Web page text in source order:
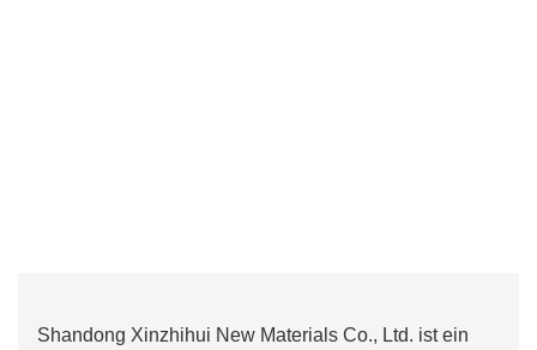
Shandong Xinzhihui New Materials Co., Ltd. ist ein